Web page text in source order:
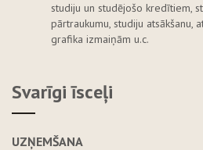
studiju un studējošo kredītiem,
pārtraukumu, studiju atsākšanu,
grafika izmaiņām u.c.
Svarīgi īsceļi
UZŅEMŠANA